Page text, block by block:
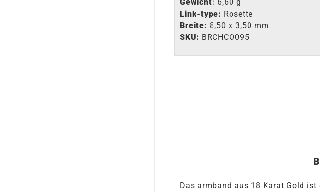
Gewicht: 6,60 g
Link-type: Rosette
Breite: 8,50 x 3,50 mm
SKU: BRCHCO095
Das armband aus 18 Karat Gold